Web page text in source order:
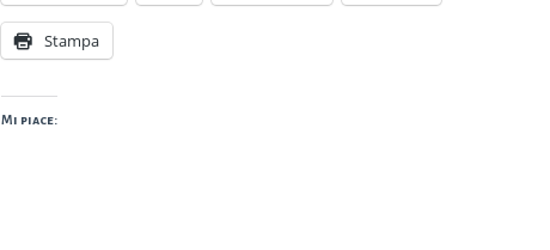
Stampa
Mi piace: